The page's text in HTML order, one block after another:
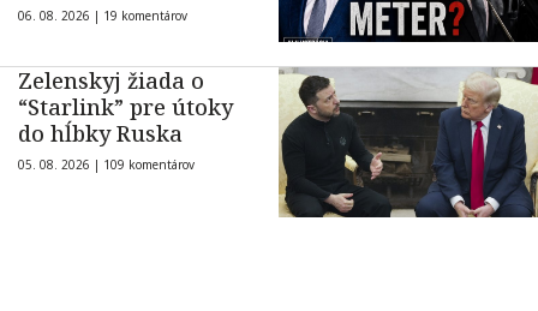
06. 08. 2026 | 19 komentárov
Zelenskyj žiada o
“Starlink” pre útoky
do hĺbky Ruska
05. 08. 2026 | 109 komentárov